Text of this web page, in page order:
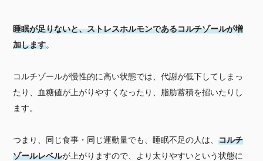
睡眠が足りないと、ストレスホルモンであるコルチゾールが増
加します。
コルチゾールが慢性的に高い状態では、代謝が低下してしまっ
たり、血糖値が上がりやすくなったり、脂肪蓄積を招いたりし
ます。
つまり、同じ食事・同じ運動量でも、睡眠不足の人は、コルチ
ゾールレベルが上がりますので、より太りやすいという状態に